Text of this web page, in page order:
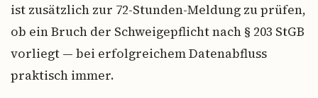
ist zusätzlich zur 72-Stunden-Meldung zu prüfen,
ob ein Bruch der Schweigepflicht nach § 203 StGB
vorliegt — bei erfolgreichem Datenabfluss
praktisch immer.